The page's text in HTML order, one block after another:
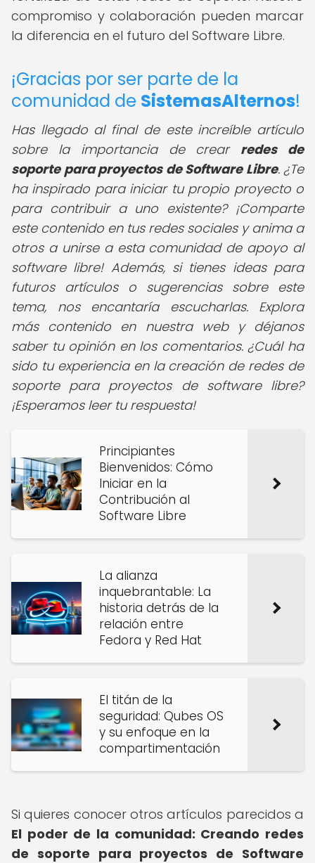
compromiso y colaboración pueden marcar
la diferencia en el futuro del Software Libre.
¡Gracias por ser parte de la
comunidad de SistemasAlternos!
Has llegado al final de este increíble artículo
sobre la importancia de crear redes de
soporte para proyectos de Software Libre. ¿Te
ha inspirado para iniciar tu propio proyecto o
para contribuir a uno existente? ¡Comparte
este contenido en tus redes sociales y anima a
otros a unirse a esta comunidad de apoyo al
software libre! Además, si tienes ideas para
futuros artículos o sugerencias sobre este
tema, nos encantaría escucharlas. Explora
más contenido en nuestra web y déjanos
saber tu opinión en los comentarios. ¿Cuál ha
sido tu experiencia en la creación de redes de
soporte para proyectos de software libre?
¡Esperamos leer tu respuesta!
Principiantes
Bienvenidos: Cómo
Iniciar en la
Contribución al
Software Libre
La alianza
inquebrantable: La
historia detrás de la
relación entre
Fedora y Red Hat
El titán de la
seguridad: Qubes OS
y su enfoque en la
compartimentación
Si quieres conocer otros artículos parecidos a
El poder de la comunidad: Creando redes
de soporte para proyectos de Software